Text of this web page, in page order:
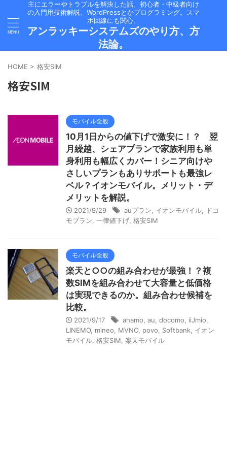
主にエラーやトラブルを解決した話。初心者・中級者向け
の入門用技術解説。WordPressとかプログラミング。スマ
ホ回線にも関心。
アンラッキーシステムズのやり方、方
法論。
HOME > 格安SIM
格安SIM
モバイル全般
10月1日からの値下げで激安に！？ 翌
月繰越、シェアプランで家族利用も単
身利用も幅広くカバー！シニア向けや
さしいプランもありサポートも最強レ
ベル？イオンモバイル。メリット・デ
メリットを解説。
2021/9/29 auプラン イオンモバイル
ドコ
モプラン 一律値下げ 格安SIM
モバイル全般
楽天と○○の組み合わせが最強！？複
数SIMを組み合わせて大容量と低価格
は実現できるのか。組み合わせ候補を
比較。
2021/9/17 ahamo au docomo iiJmio
LINEMO mineo MVNO povo Softbank
イオン
モバイル 格安SIM 楽天モバイル